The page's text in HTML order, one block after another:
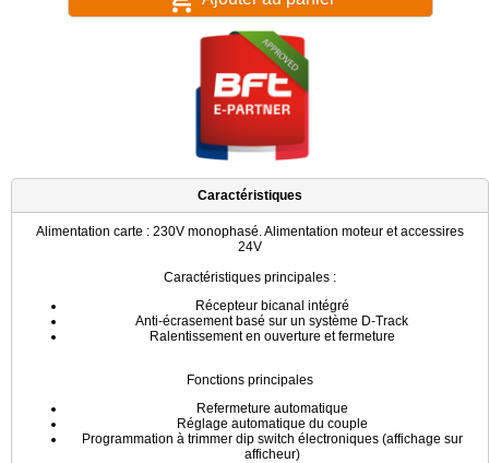
Caractéristiques
Alimentation carte : 230V monophasé. Alimentation moteur et accessires
24V
Caractéristiques principales :
Récepteur bicanal intégré
Anti-écrasement basé sur un système D-Track
Ralentissement en ouverture et fermeture
Fonctions principales
Refermeture automatique
Réglage automatique du couple
Programmation à trimmer dip switch électroniques (affichage sur
afficheur)